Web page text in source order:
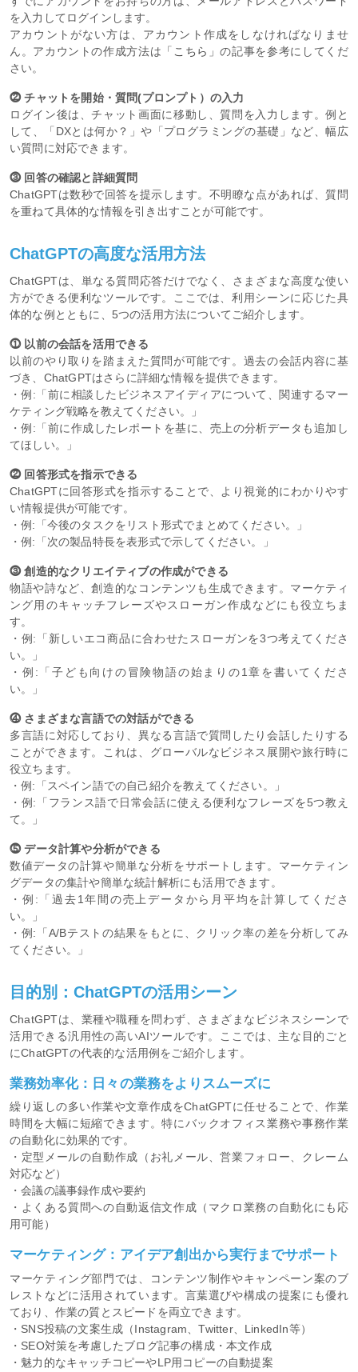
を入力してログインします。
アカウントがない方は、アカウント作成をしなければなりませ
ん。アカウントの作成方法は 「こちら」の記事を参考にしてくだ
さい。
⓶ チャットを開始・質問(プロンプト）の入力
ログイン後は、チャット画面に移動し、質問を入力します。例と
して、「DXとは何か？」や「プログラミングの基礎」など、幅広
い質問に対応できます。
⓷ 回答の確認と詳細質問
ChatGPTは数秒で回答を提示します。不明瞭な点があれば、質問
を重ねて具体的な情報を引き出すことが可能です。
ChatGPTの高度な活用方法
ChatGPTは、単なる質問応答だけでなく、さまざまな高度な使い
方ができる便利なツールです。ここでは、利用シーンに応じた具
体的な例とともに、5つの活用方法についてご紹介します。
⓵ 以前の会話を活用できる
以前のやり取りを踏まえた質問が可能です。過去の会話内容に基
づき、ChatGPTはさらに詳細な情報を提供できます。
・例:「前に相談したビジネスアイディアについて、関連するマー
ケティング戦略を教えてください。」
・例:「前に作成したレポートを基に、売上の分析データも追加し
てほしい。」
⓶ 回答形式を指示できる
ChatGPTに回答形式を指示することで、より視覚的にわかりやす
い情報提供が可能です。
・例:「今後のタスクをリスト形式でまとめてください。」
・例:「次の製品特長を表形式で示してください。」
⓷ 創造的なクリエイティブの作成ができる
物語や詩など、創造的なコンテンツも生成できます。マーケティ
ング用のキャッチフレーズやスローガン作成などにも役立ちま
す。
・例:「新しいエコ商品に合わせたスローガンを3つ考えてくださ
い。」
・例:「子ども向けの冒険物語の始まりの1章を書いてくださ
い。」
⓸ さまざまな言語での対話ができる
多言語に対応しており、異なる言語で質問したり会話したりする
ことができます。これは、グローバルなビジネス展開や旅行時に
役立ちます。
・例:「スペイン語での自己紹介を教えてください。」
・例:「フランス語で日常会話に使える便利なフレーズを5つ教え
て。」
⓹ データ計算や分析ができる
数値データの計算や簡単な分析をサポートします。マーケティン
グデータの集計や簡単な統計解析にも活用できます。
・例:「過去1年間の売上データから月平均を計算してくださ
い。」
・例:「A/Bテストの結果をもとに、クリック率の差を分析してみ
てください。」
目的別：ChatGPTの活用シーン
ChatGPTは、業種や職種を問わず、さまざまなビジネスシーンで
活用できる汎用性の高いAIツールです。ここでは、主な目的ごと
にChatGPTの代表的な活用例をご紹介します。
業務効率化：日々の業務をよりスムーズに
繰り返しの多い作業や文章作成をChatGPTに任せることで、作業
時間を大幅に短縮できます。特にバックオフィス業務や事務作業
の自動化に効果的です。
・定型メールの自動作成（お礼メール、営業フォロー、クレーム
対応など）
・会議の議事録作成や要約
・よくある質問への自動返信文作成（マクロ業務の自動化にも応
用可能）
マーケティング：アイデア創出から実行までサポート
マーケティング部門では、コンテンツ制作やキャンペーン案のブ
レストなどに活用されています。言葉選びや構成の提案にも優れ
ており、作業の質とスピードを両立できます。
・SNS投稿の文案生成（Instagram、Twitter、LinkedIn等）
・SEO対策を考慮したブログ記事の構成・本文作成
・魅力的なキャッチコピーやLP用コピーの自動提案